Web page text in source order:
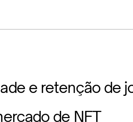
e retenção de
de NFT